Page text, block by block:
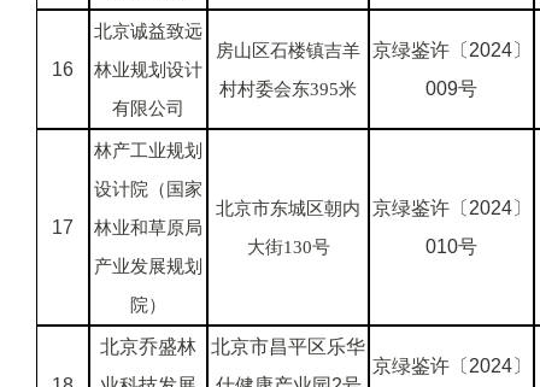
16
北京诚益致远
林业规划设计
有限公司
房山区石楼镇吉羊
村村委会东395米
京绿鉴许〔 2024〕
009号
17
林产工业规划
设计院（国家
林业和草原局
产业发展规划
院）
北京市东城区朝内
大街130号
京绿鉴许〔 2024〕
010号
北京乔盛林
北京市昌平区乐华
京绿鉴许〔 2024〕